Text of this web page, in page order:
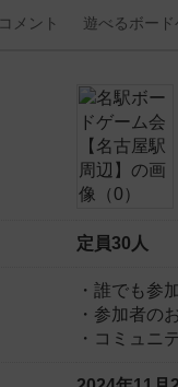
コメント 遊べるボード
定員30人
・誰でも参
・参加者の
・コミュニ